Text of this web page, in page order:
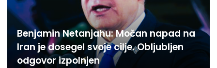
Benjamin Netanjahu: Močan napad na
Iran je dosegel svoje cilje. Obljubljen
odgovor izpolnjen